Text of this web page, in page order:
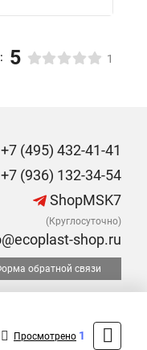
5 1
+7 (495) 432-41-41
(936) 132-34-54
ShopMSK7
(Круглосуточно)
shop.ru
обратной связи
Просмотрено 1